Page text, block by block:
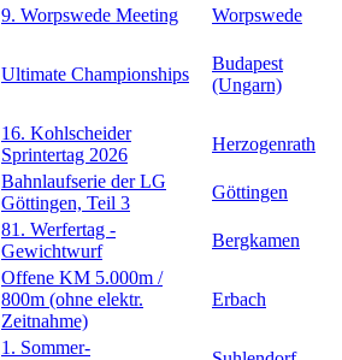
9. Worpswede Meeting Worpswede
Ultimate Championships
Budapest
(Ungarn)
16. Kohlscheider
Sprintertag 2026
Herzogenrath
Bahnlaufserie der LG
Göttingen, Teil 3
Göttingen
81. Werfertag -
Gewichtwurf
Bergkamen
Offene KM 5.000m /
800m (ohne elektr.
Zeitnahme)
Erbach
1. Sommer-